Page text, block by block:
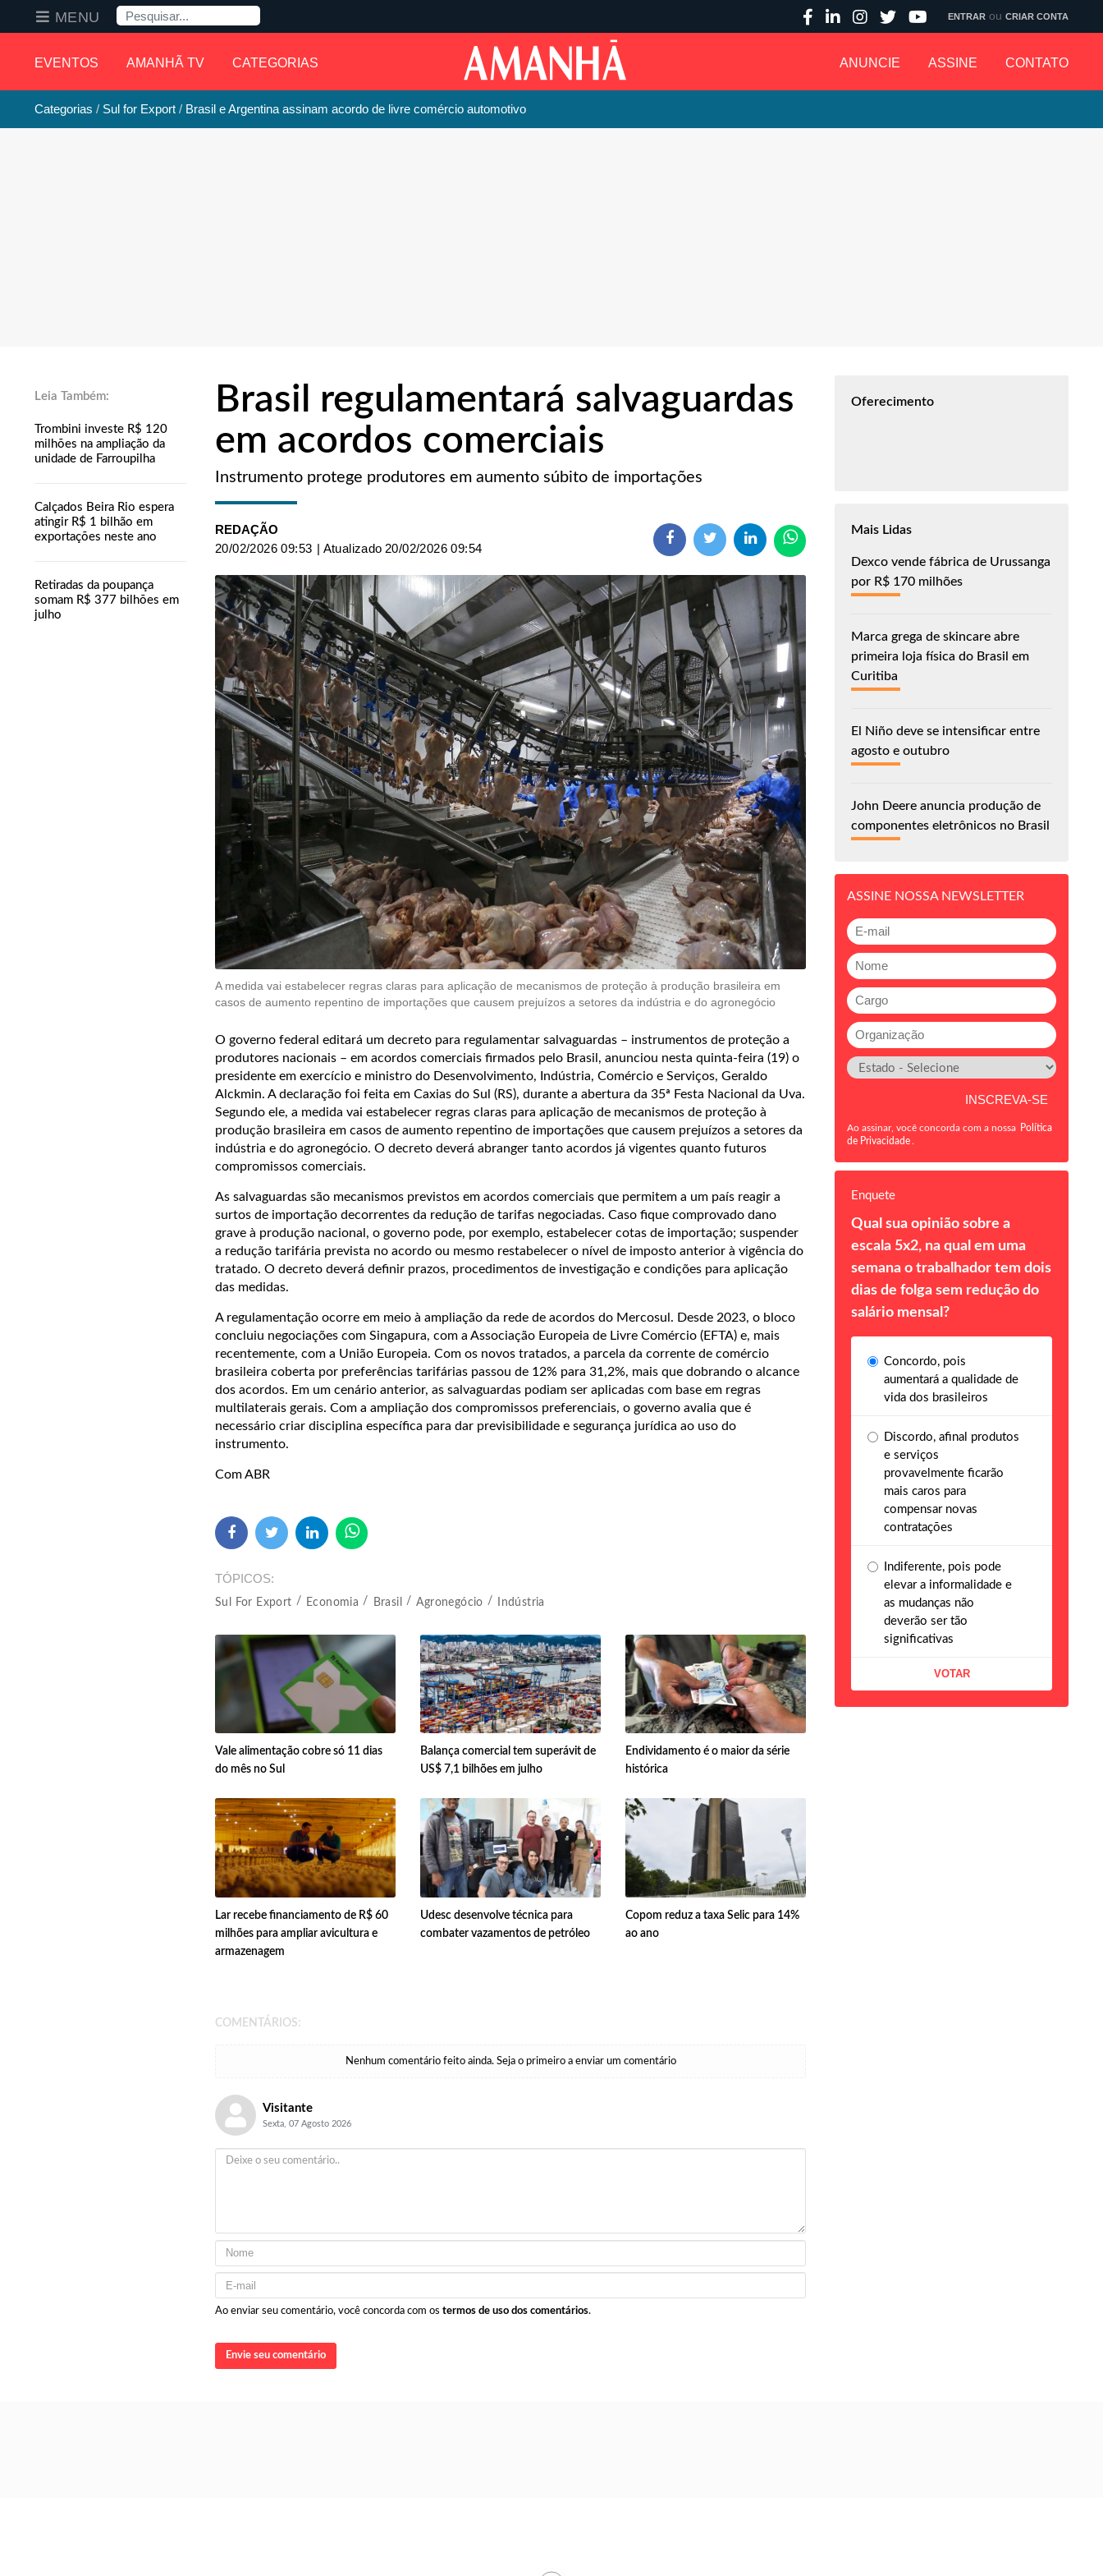
EVENTOS AMANHÃ TV CATEGORIAS ANUNCIE ASSINE CONTATO
MENU Pesquisa ENTRAR ou CRIAR CONTA
Categorias Sul for Export Brasil e Argentina assinam acordo de livre comércio automotivo
Trombini investe R$ 120
milhões na ampliação da
unidade de Farroupilha
Calçados Beira Rio espera
atingir R$ 1 bilhão em
exportações neste ano
Retiradas da poupança
somam R$ 377 bilhões em
julho
Brasil regulamentará salvaguardas
em acordos comerciais
Instrumento protege produtores em aumento súbito de importações
REDAÇÃO
20/02/2026 09:53 | Atualizado 20/02/2026 09:54
A medida vai estabelecer regras claras para aplicação de mecanismos de proteção à produção brasileira em
casos de aumento repentino de importações que causem prejuízos a setores da indústria e do agronegócio
O governo federal editará um decreto para regulamentar salvaguardas – instrumentos de proteção a
produtores nacionais – em acordos comerciais firmados pelo Brasil, anunciou nesta quinta-feira (19) o
presidente em exercício e ministro do Desenvolvimento, Indústria, Comércio e Serviços, Geraldo
Alckmin. A declaração foi feita em Caxias do Sul (RS), durante a abertura da 35ª Festa Nacional da Uva.
Segundo ele, a medida vai estabelecer regras claras para aplicação de mecanismos de proteção à
produção brasileira em casos de aumento repentino de importações que causem prejuízos a setores da
indústria e do agronegócio. O decreto deverá abranger tanto acordos já vigentes quanto futuros
compromissos comerciais.
As salvaguardas são mecanismos previstos em acordos comerciais que permitem a um país reagir a
surtos de importação decorrentes da redução de tarifas negociadas. Caso fique comprovado dano
grave à produção nacional, o governo pode, por exemplo, estabelecer cotas de importação; suspender
a redução tarifária prevista no acordo ou mesmo restabelecer o nível de imposto anterior à vigência do
tratado. O decreto deverá definir prazos, procedimentos de investigação e condições para aplicação
das medidas.
A regulamentação ocorre em meio à ampliação da rede de acordos do Mercosul. Desde 2023, o bloco
concluiu negociações com Singapura, com a Associação Europeia de Livre Comércio (EFTA) e, mais
recentemente, com a União Europeia. Com os novos tratados, a parcela da corrente de comércio
brasileira coberta por preferências tarifárias passou de 12% para 31,2%, mais que dobrando o alcance
dos acordos. Em um cenário anterior, as salvaguardas podiam ser aplicadas com base em regras
multilaterais gerais. Com a ampliação dos compromissos preferenciais, o governo avalia que é
necessário criar disciplina específica para dar previsibilidade e segurança jurídica ao uso do
instrumento.
Com ABR
TÓPICOS
Sul For Export Economia Brasil Agronegócio Indústria
Vale alimentação cobre só 11 dias
do mês no Sul
Balança comercial tem superávit de
US$ 7,1 bilhões em julho
Endividamento é o maior da série
histórica
Lar recebe financiamento de R$ 60
milhões para ampliar avicultura e
armazenagem
Udesc desenvolve técnica para
combater vazamentos de petróleo
Copom reduz a taxa Selic para 14%
ao ano
COMENTÁRIOS:
Nenhum comentário feito ainda. Seja o primeiro a enviar um comentário
Visitante
Sexta, 07 Agosto 2026
Ao enviar seu comentário, você concorda com os termos de uso dos comentários.
Envie seu comentário
Oferecimento
Mais Lidas
Dexco vende fábrica de Urussanga
por R$ 170 milhões
Marca grega de skincare abre
primeira loja física do Brasil em
Curitiba
El Niño deve se intensificar entre
agosto e outubro
John Deere anuncia produção de
componentes eletrônicos no Brasil
ASSINE NOSSA NEWSLETTER
Ao assinar, você concorda com a nossa Política
de Privacidade
Enquete
Qual sua opinião sobre a
escala 5x2, na qual em uma
semana o trabalhador tem dois
dias de folga sem redução do
salário mensal?
Concordo, pois
aumentará a qualidade de
vida dos brasileiros
Discordo, afinal produtos
e serviços
provavelmente ficarão
mais caros para
compensar novas
contratações
Indiferente, pois pode
elevar a informalidade e
as mudanças não
deverão ser tão
significativas